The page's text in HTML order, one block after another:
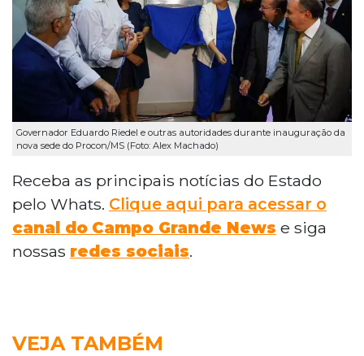
Governador Eduardo Riedel e outras autoridades durante inauguração da
nova sede do Procon/MS (Foto: Alex Machado)
Receba as principais notícias do Estado
pelo Whats. Clique aqui para acessar o
canal do Campo Grande News e siga
nossas redes sociais.
VEJA TAMBÉM